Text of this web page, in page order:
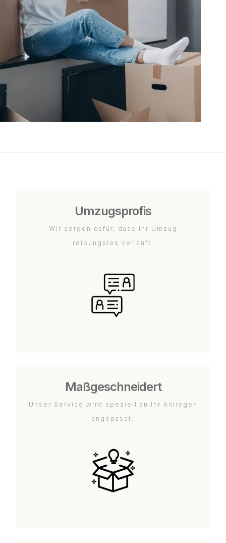
Umzugsprofis
Wir sorgen dafür, dass Ihr Umzug
reibungslos verläuft.
Maßgeschneidert
Unser Service wird speziell an Ihr Anliegen
angepasst.